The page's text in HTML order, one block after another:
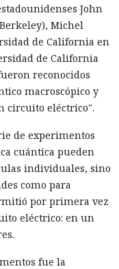
John
Michel
de California en
de California
reconocidos
macroscópico y
circuito eléctrico".
de experimentos
cuántica pueden
individuales, sino
como para
por primera vez
eléctrico: en un
fue la